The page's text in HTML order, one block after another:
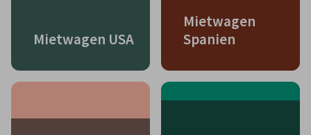
Mietwagen USA
Mietwagen
Spanien